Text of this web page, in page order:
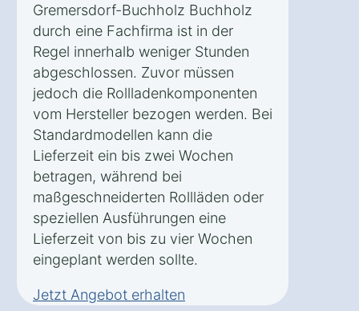
Gremersdorf-Buchholz Buchholz
durch eine Fachfirma ist in der
Regel innerhalb weniger Stunden
abgeschlossen. Zuvor müssen
jedoch die Rollladenkomponenten
vom Hersteller bezogen werden. Bei
Standardmodellen kann die
Lieferzeit ein bis zwei Wochen
betragen, während bei
maßgeschneiderten Rollläden oder
speziellen Ausführungen eine
Lieferzeit von bis zu vier Wochen
eingeplant werden sollte.
Jetzt Angebot erhalten